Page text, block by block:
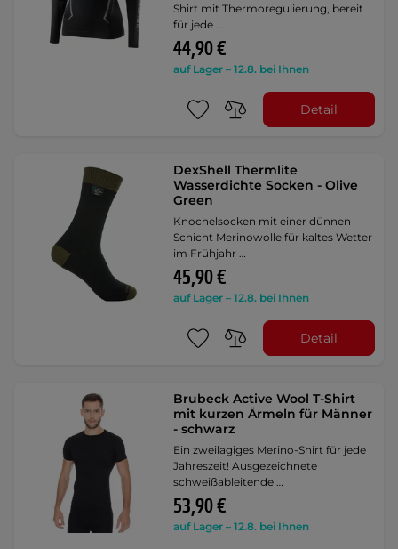
Shirt mit Thermoregulierung, bereit
für jede …
44,90 €
auf Lager – 12.8. bei Ihnen
Detail
DexShell Thermlite
Wasserdichte Socken - Olive
Green
Knochelsocken mit einer dünnen
Schicht Merinowolle für kaltes Wetter
im Frühjahr …
45,90 €
auf Lager – 12.8. bei Ihnen
Detail
Brubeck Active Wool T-Shirt
mit kurzen Ärmeln für Männer
- schwarz
Ein zweilagiges Merino-Shirt für jede
Jahreszeit! Ausgezeichnete
schweißableitende …
53,90 €
auf Lager – 12.8. bei Ihnen